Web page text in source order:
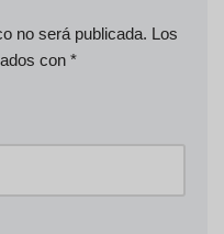
no será publicada. Los
con *